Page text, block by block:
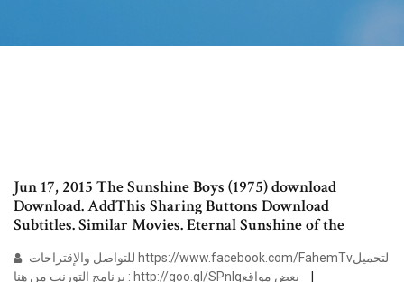
Jun 17, 2015 The Sunshine Boys (1975) download
Download. AddThis Sharing Buttons Download
Subtitles. Similar Movies. Eternal Sunshine of the